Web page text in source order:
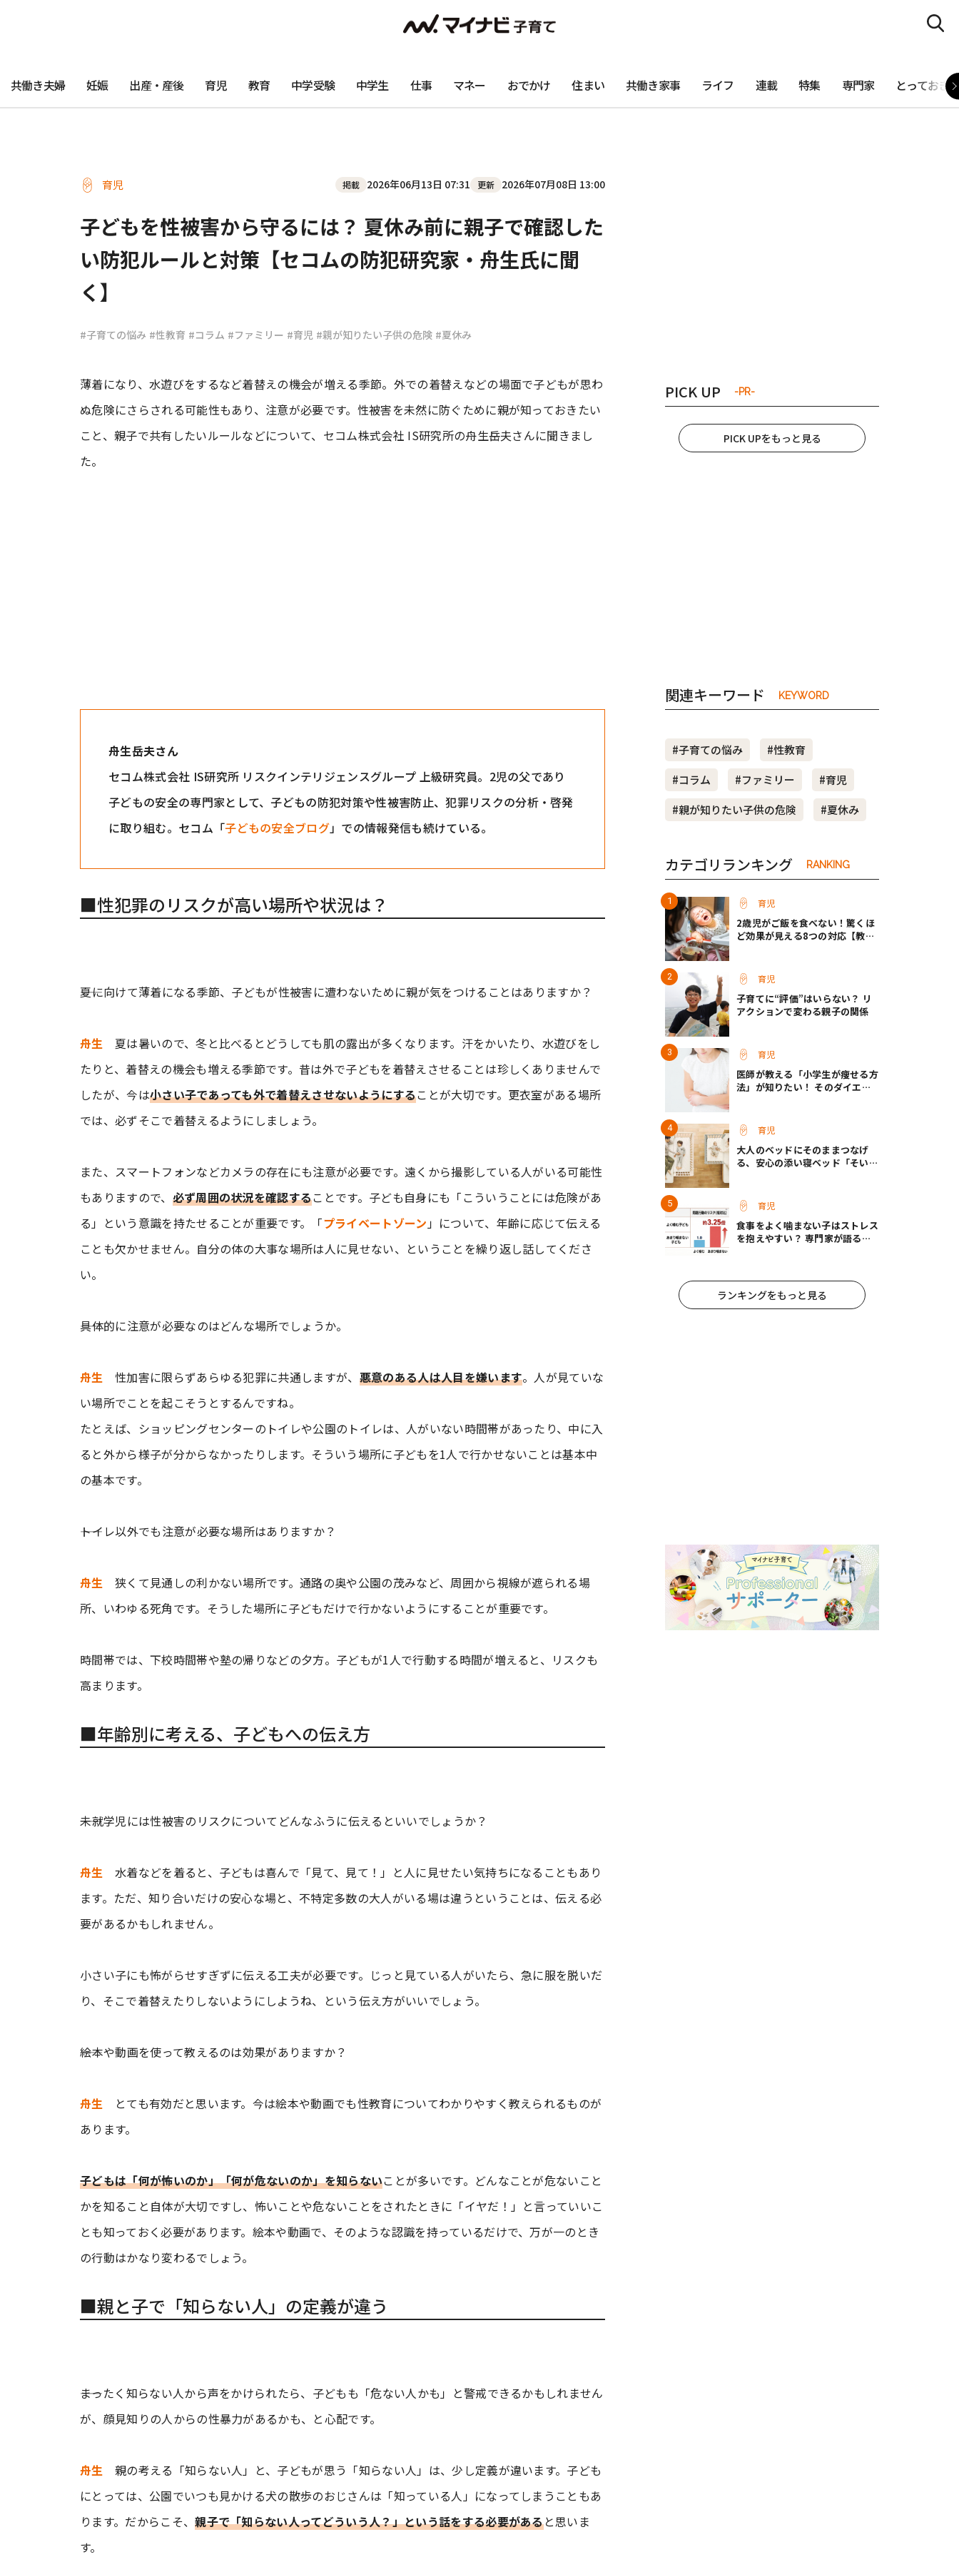
共働き夫婦 妊娠 出産・産後 育児 教育 中学受験 中学生 仕事 マネー おでかけ 住まい 共働き家事 ライフ 連載 特集 専門家 とっておき
育児 掲載 2026年06月13日 07:31 更新 2026年07月08日 13:00
子どもを性被害から守るには？ 夏休み前に親子で確認した
い防犯ルールと対策【セコムの防犯研究家・舟生氏に聞
く】
#子育ての悩み #性教育 #コラム #ファミリー #育児 #親が知りたい子供の危険 #夏休み
薄着になり、水遊びをするなど着替えの機会が増える季節。外での着替えなどの場面で子どもが思わ
ぬ危険にさらされる可能性もあり、注意が必要です。性被害を未然に防ぐために親が知っておきたい
こと、親子で共有したいルールなどについて、セコム株式会社 IS研究所の舟生岳夫さんに聞きまし
た。
舟生岳夫さん
セコム株式会社 IS研究所 リスクインテリジェンスグループ 上級研究員。2児の父であり
子どもの安全の専門家として、子どもの防犯対策や性被害防止、犯罪リスクの分析・啓発
に取り組む。セコム「子どもの安全ブログ」での情報発信も続けている。
■性犯罪のリスクが高い場所や状況は？
――夏に向けて薄着になる季節、子どもが性被害に遭わないために親が気をつけることはありますか？
舟生 夏は暑いので、冬と比べるとどうしても肌の露出が多くなります。汗をかいたり、水遊びをし
たりと、着替えの機会も増える季節です。昔は外で子どもを着替えさせることは珍しくありませんで
したが、今は小さい子であっても外で着替えさせないようにすることが大切です。更衣室がある場所
では、必ずそこで着替えるようにしましょう。
また、スマートフォンなどカメラの存在にも注意が必要です。遠くから撮影している人がいる可能性
もありますので、 必ず周囲の状況を確認することです。子ども自身にも「こういうことには危険があ
る」という意識を持たせることが重要です。「プライベートゾーン」について、年齢に応じて伝える
ことも欠かせません。自分の体の大事な場所は人に見せない、ということを繰り返し話してくださ
い。
――具体的に注意が必要なのはどんな場所でしょうか。
舟生 性加害に限らずあらゆる犯罪に共通しますが、 悪意のある人は人目を嫌います。人が見ていな
い場所でことを起こそうとするんですね。
たとえば、ショッピングセンターのトイレや公園のトイレは、人がいない時間帯があったり、中に入
ると外から様子が分からなかったりします。そういう場所に子どもを1人で行かせないことは基本中
の基本です。
――トイレ以外でも注意が必要な場所はありますか？
舟生 狭くて見通しの利かない場所です。通路の奥や公園の茂みなど、周囲から視線が遮られる場
所、いわゆる死角です。そうした場所に子どもだけで行かないようにすることが重要です。
時間帯では、下校時間帯や塾の帰りなどの夕方。子どもが1人で行動する時間が増えると、リスクも
高まります。
■年齢別に考える、子どもへの伝え方
――未就学児には性被害のリスクについてどんなふうに伝えるといいでしょうか？
舟生 水着などを着ると、子どもは喜んで「見て、見て！」と人に見せたい気持ちになることもあり
ます。ただ、知り合いだけの安心な場と、不特定多数の大人がいる場は違うということは、伝える必
要があるかもしれません。
小さい子にも怖がらせすぎずに伝える工夫が必要です。じっと見ている人がいたら、急に服を脱いだ
り、そこで着替えたりしないようにしようね、という伝え方がいいでしょう。
――絵本や動画を使って教えるのは効果がありますか？
舟生 とても有効だと思います。今は絵本や動画でも性教育についてわかりやすく教えられるものが
あります。
子どもは「何が怖いのか」「何が危ないのか」を知らないことが多いです。どんなことが危ないこと
かを知ること自体が大切ですし、怖いことや危ないことをされたときに「イヤだ！」と言っていいこ
とも知っておく必要があります。絵本や動画で、そのような認識を持っているだけで、万が一のとき
の行動はかなり変わるでしょう。
■親と子で「知らない人」の定義が違う
――まったく知らない人から声をかけられたら、子どもも「危ない人かも」と警戒できるかもしれません
が、顔見知りの人からの性暴力があるかも、と心配です。
舟生 親の考える「知らない人」と、子どもが思う「知らない人」は、少し定義が違います。子ども
にとっては、公園でいつも見かける犬の散歩のおじさんは「知っている人」になってしまうこともあ
ります。だからこそ、親子で「知らない人ってどういう人？」という話をする必要があると思いま
す。
PICK UP -PR-
PICK UPをもっと見る
関連キーワード KEYWORD
#子育ての悩み
#性教育
#コラム
#ファミリー
#育児
#親が知りたい子供の危険
#夏休み
カテゴリランキング RANKING
育児
2歳児がご飯を食べない！驚くほ
ど効果が見える8つの対応【教え
育児
子育てに“評価”はいらない？ リ
アクションで変わる親子の関係
育児
医師が教える「小学生が痩せる方
法」が知りたい！ そのダイエッ
育児
大人のベッドにそのままつなげ
る、安心の添い寝ベッド「そいね
育児
食事をよく噛まない子はストレス
を抱えやすい？ 専門家が語る、
ランキングをもっと見る